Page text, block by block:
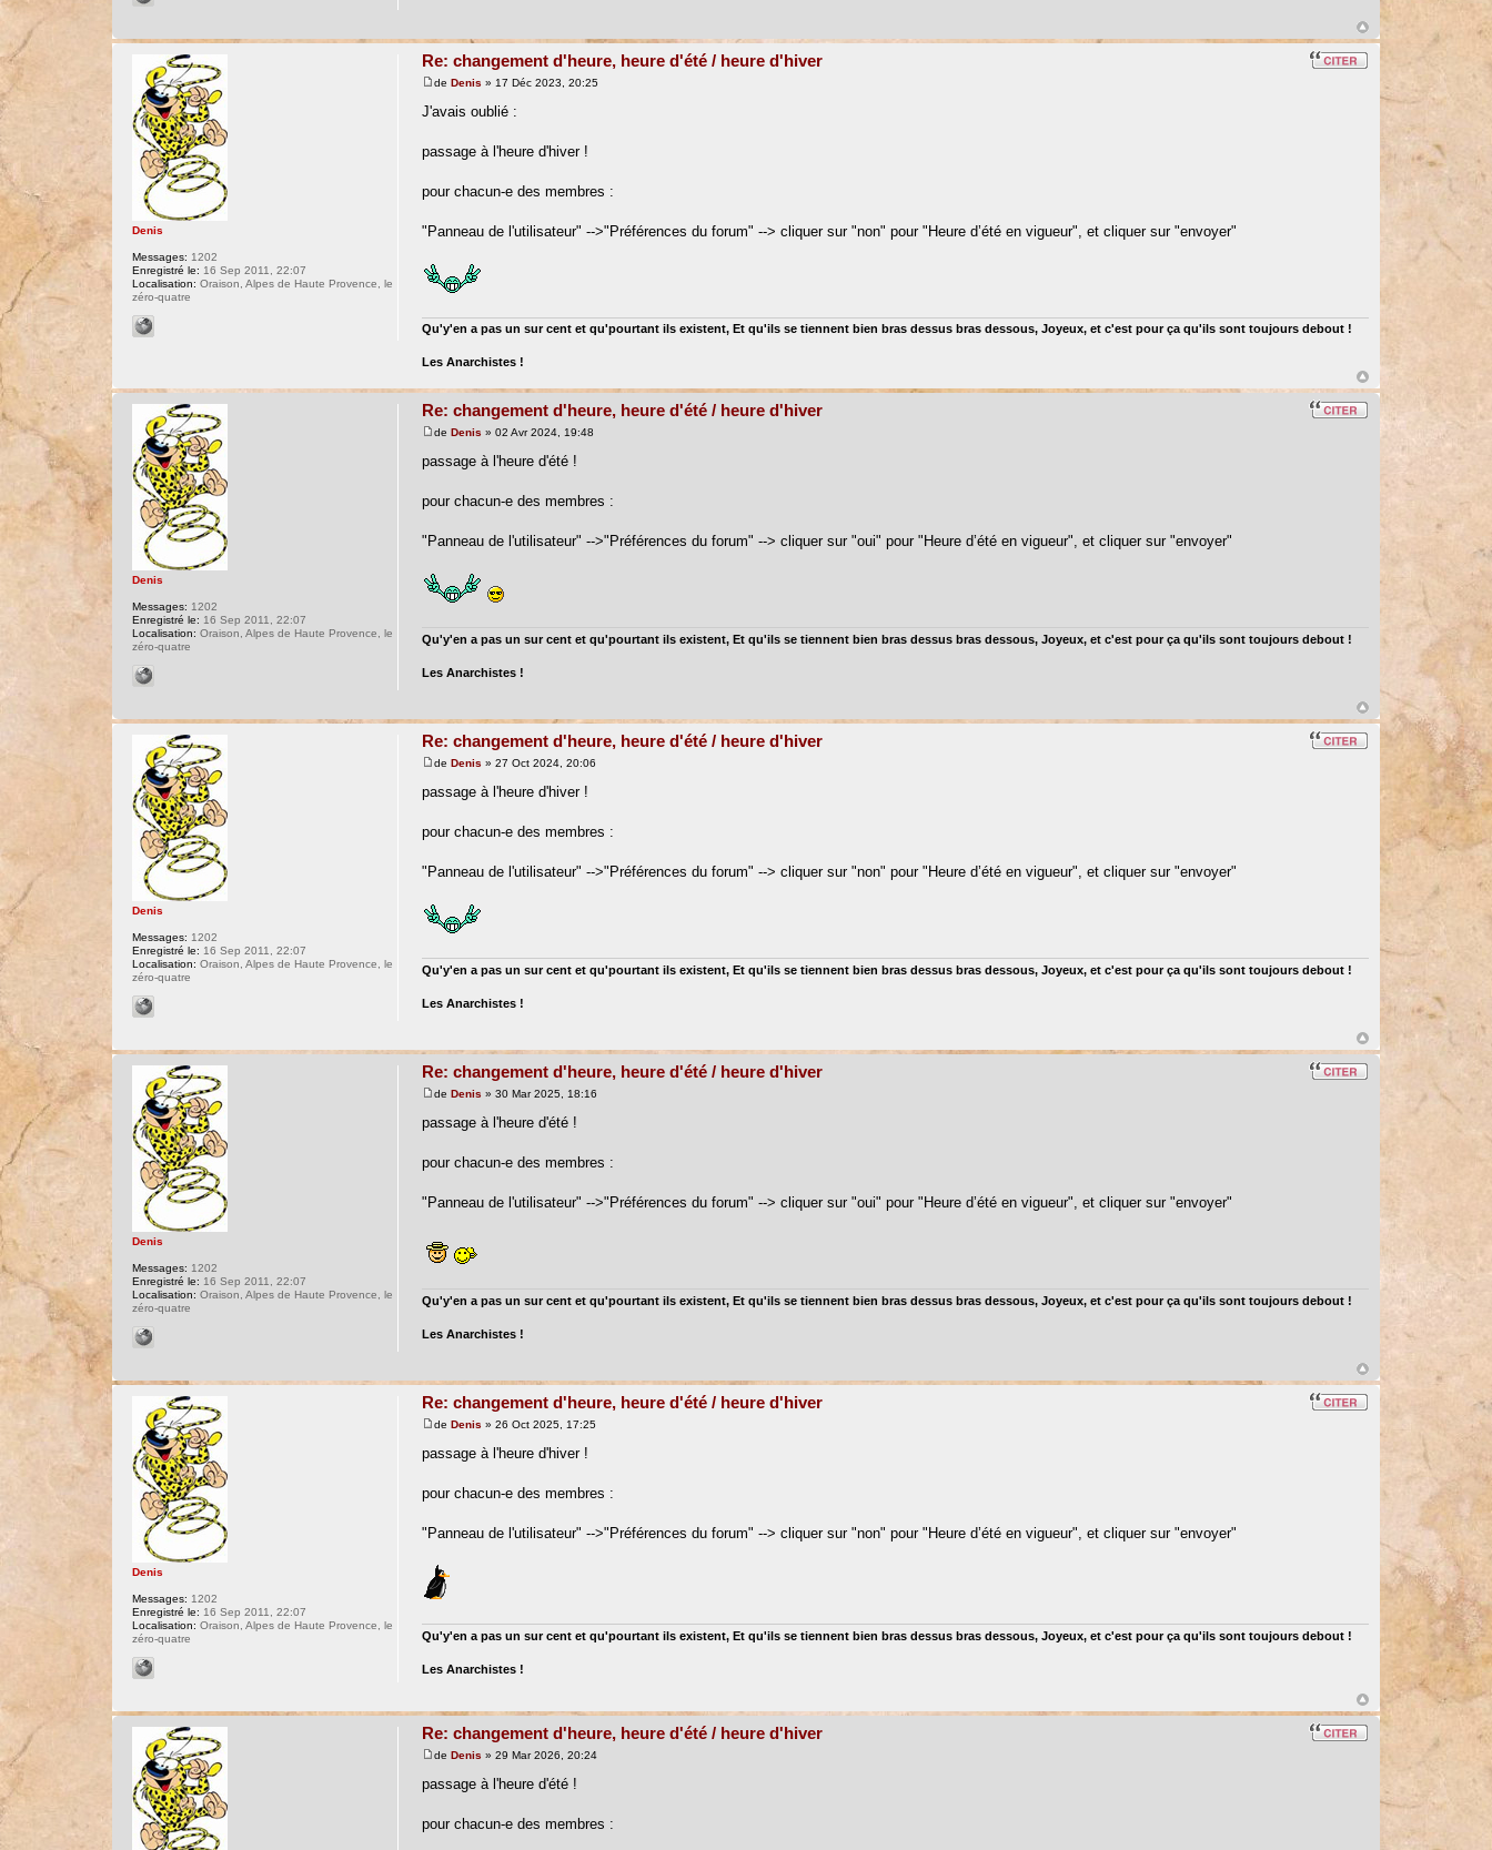
Re: changement d'heure, heure d'été / heure d'hiver
deDenis » 17 Déc 2023, 20:25
J'avais oublié :
passage à l'heure d'hiver !
pour chacun-e des membres :
"Panneau de l'utilisateur" -->"Préférences du forum" --> cliquer sur "non" pour "Heure d’été en vigueur", et cliquer sur "envoyer"
Qu'y'en a pas un sur cent et qu'pourtant ils existent, Et qu'ils se tiennent bien bras dessus bras dessous, Joyeux, et c'est pour ça qu'ils sont toujours debout !
Les Anarchistes !
Denis
Messages: 1202
Enregistré le: 16 Sep 2011, 22:07
Localisation: Oraison, Alpes de Haute Provence, le
zéro-quatre
Re: changement d'heure, heure d'été / heure d'hiver
deDenis » 02 Avr 2024, 19:48
passage à l'heure d'été !
pour chacun-e des membres :
"Panneau de l'utilisateur" -->"Préférences du forum" --> cliquer sur "oui" pour "Heure d’été en vigueur", et cliquer sur "envoyer"
Qu'y'en a pas un sur cent et qu'pourtant ils existent, Et qu'ils se tiennent bien bras dessus bras dessous, Joyeux, et c'est pour ça qu'ils sont toujours debout !
Les Anarchistes !
Denis
Messages: 1202
Enregistré le: 16 Sep 2011, 22:07
Localisation: Oraison, Alpes de Haute Provence, le
zéro-quatre
Re: changement d'heure, heure d'été / heure d'hiver
deDenis » 27 Oct 2024, 20:06
passage à l'heure d'hiver !
pour chacun-e des membres :
"Panneau de l'utilisateur" -->"Préférences du forum" --> cliquer sur "non" pour "Heure d’été en vigueur", et cliquer sur "envoyer"
Qu'y'en a pas un sur cent et qu'pourtant ils existent, Et qu'ils se tiennent bien bras dessus bras dessous, Joyeux, et c'est pour ça qu'ils sont toujours debout !
Les Anarchistes !
Denis
Messages: 1202
Enregistré le: 16 Sep 2011, 22:07
Localisation: Oraison, Alpes de Haute Provence, le
zéro-quatre
Re: changement d'heure, heure d'été / heure d'hiver
deDenis » 30 Mar 2025, 18:16
passage à l'heure d'été !
pour chacun-e des membres :
"Panneau de l'utilisateur" -->"Préférences du forum" --> cliquer sur "oui" pour "Heure d’été en vigueur", et cliquer sur "envoyer"
Qu'y'en a pas un sur cent et qu'pourtant ils existent, Et qu'ils se tiennent bien bras dessus bras dessous, Joyeux, et c'est pour ça qu'ils sont toujours debout !
Les Anarchistes !
Denis
Messages: 1202
Enregistré le: 16 Sep 2011, 22:07
Localisation: Oraison, Alpes de Haute Provence, le
zéro-quatre
Re: changement d'heure, heure d'été / heure d'hiver
deDenis » 26 Oct 2025, 17:25
passage à l'heure d'hiver !
pour chacun-e des membres :
"Panneau de l'utilisateur" -->"Préférences du forum" --> cliquer sur "non" pour "Heure d’été en vigueur", et cliquer sur "envoyer"
Qu'y'en a pas un sur cent et qu'pourtant ils existent, Et qu'ils se tiennent bien bras dessus bras dessous, Joyeux, et c'est pour ça qu'ils sont toujours debout !
Les Anarchistes !
Denis
Messages: 1202
Enregistré le: 16 Sep 2011, 22:07
Localisation: Oraison, Alpes de Haute Provence, le
zéro-quatre
Re: changement d'heure, heure d'été / heure d'hiver
deDenis » 29 Mar 2026, 20:24
passage à l'heure d'été !
pour chacun-e des membres :